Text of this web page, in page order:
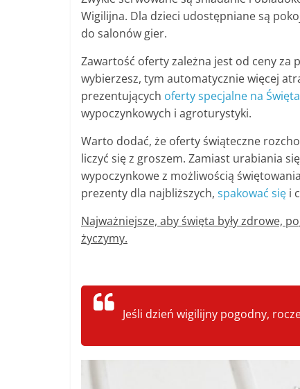
Wigilijna. Dla dzieci udostępniane są
do salonów gier.
Zawartość oferty zależna jest od ceny za
wybierzesz, tym automatycznie więcej
prezentujących oferty specjalne na
wypoczynkowych i agroturystyki.
Warto dodać, że oferty świąteczne
liczyć się z groszem. Zamiast urabiania
wypoczynkowe z możliwością
prezenty dla najbliższych, spakować się i
Najważniejsze, aby święta były zdrowe,
życzymy.
Jeśli dzień wigilijny pogodny,